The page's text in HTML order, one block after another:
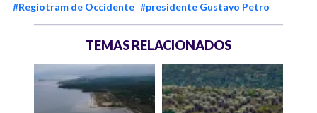
#Regiotram de Occidente #presidente Gustavo Petro
TEMAS RELACIONADOS